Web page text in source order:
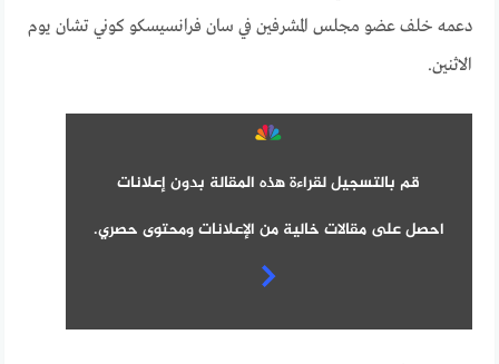
دعمه خلف عضو مجلس المشرفين في سان فرانسيسكو كوني تشان يوم
الاثنين.
قم بالتسجيل لقراءة هذه المقالة بدون إعلانات
احصل على مقالات خالية من الإعلانات ومحتوى حصري.